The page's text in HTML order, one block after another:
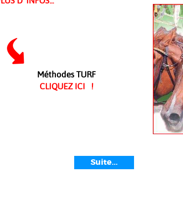
Méthodes TURF
CLIQUEZ ICI !
Suite...